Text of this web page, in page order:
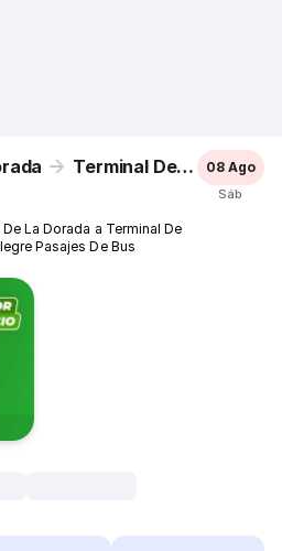
Terminal De Campoalegre 08 Ago
Sáb
De La Dorada a Terminal De
Pasajes De Bus